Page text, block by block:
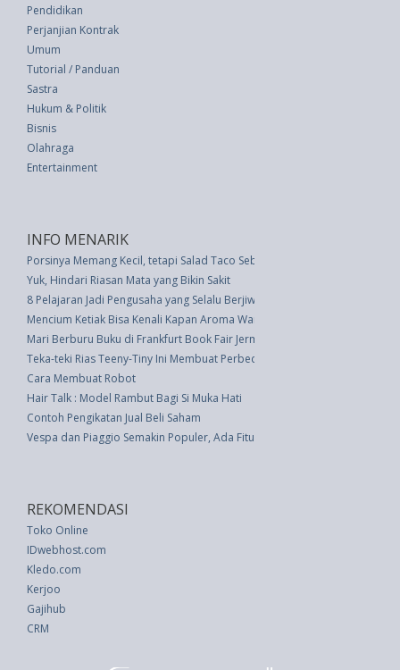
Pendidikan
Perjanjian Kontrak
Umum
Tutorial / Panduan
Sastra
Hukum & Politik
Bisnis
Olahraga
Entertainment
INFO MENARIK
Porsinya Memang Kecil, tetapi Salad Taco Sebenarnya Tidak Sehat
Yuk, Hindari Riasan Mata yang Bikin Sakit
8 Pelajaran Jadi Pengusaha yang Selalu Berjiwa Muda
Mencium Ketiak Bisa Kenali Kapan Aroma Wanita Paling Menarik
Mari Berburu Buku di Frankfurt Book Fair Jerman 2016
Teka-teki Rias Teeny-Tiny Ini Membuat Perbedaan Besar
Cara Membuat Robot
Hair Talk : Model Rambut Bagi Si Muka Hati
Contoh Pengikatan Jual Beli Saham
Vespa dan Piaggio Semakin Populer, Ada Fitur Baru dan Aturan Garansi
REKOMENDASI
Toko Online
IDwebhost.com
Kledo.com
Kerjoo
Gajihub
CRM